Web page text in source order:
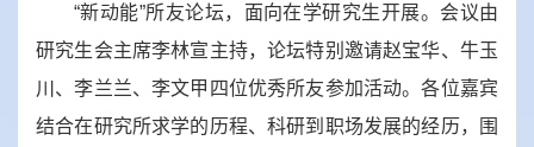
“新动能”所友论坛，面向在学研究生开展。会议由
研究生会主席李林宣主持，论坛特别邀请赵宝华、牛玉
川、李兰兰、李文甲四位优秀所友参加活动。各位嘉宾
结合在研究所求学的历程、科研到职场发展的经历，围